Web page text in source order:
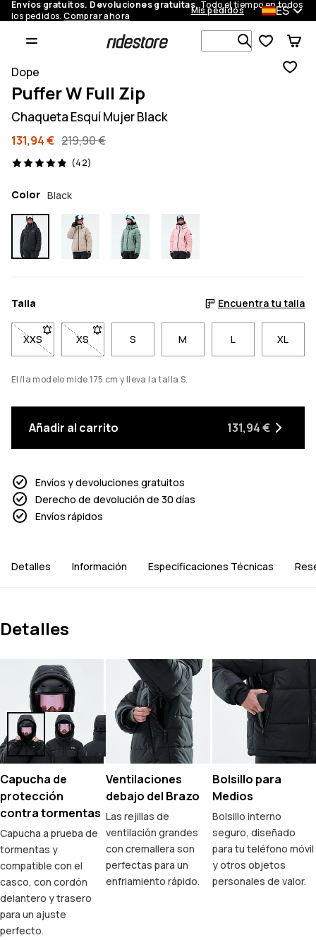
Envíos gratuitos. Devoluciones gratuitas.Todo el tiempo en todos
los pedidos.Comprar ahora Mis pedidos ES
Busca en
Dope
Puffer W Full Zip
Chaqueta Esquí Mujer Black
131,94 € 219,90 €
(42)
42 opiniones, 4.9/5
Color Black
Talla Encuentra tu talla
XXS- Talla XXS no disponible. Haz clic para ser notificado
XS- Talla XS no disponible. Haz clic para ser
S M L XL
El/la modelo mide 175 cm y lleva la talla S.
Añadir al carrito 131,94 €
Envíos y devoluciones gratuitos
Derecho de devolución de 30 días
Envíos rápidos
Detalles Información Especificaciones Técnicas
Detalles
Capucha de
protección
contra tormentas
Capucha a prueba de
tormentas y
compatible con el
casco, con cordón
delantero y trasero
para un ajuste
perfecto.
Ventilaciones
debajo del Brazo
Las rejillas de
ventilación grandes
con cremallera son
perfectas para un
enfriamiento rápido.
Bolsillo para
Medios
Bolsillo interno
seguro, diseñado
para tu teléfono móvil
y otros objetos
personales de valor.